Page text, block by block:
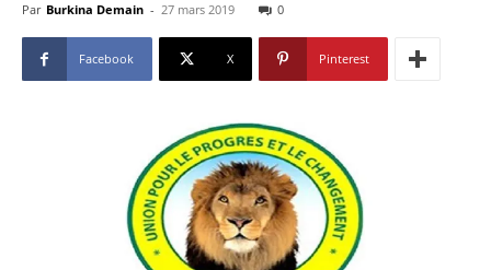
Par Burkina Demain - 27 mars 2019 0
Facebook X Pinterest